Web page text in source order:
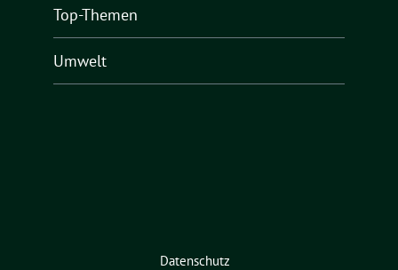
Top-Themen
Umwelt
Datenschutz